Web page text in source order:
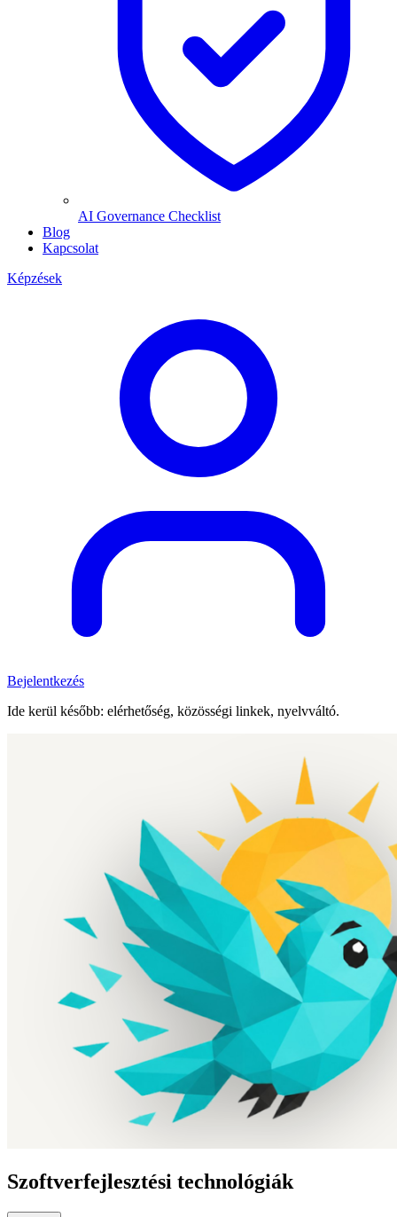
AI Governance Checklist
Blog
Kapcsolat
Képzések
Bejelentkezés
Ide kerül később: elérhetőség, közösségi linkek, nyelvváltó.
Szoftverfejlesztési technológiák